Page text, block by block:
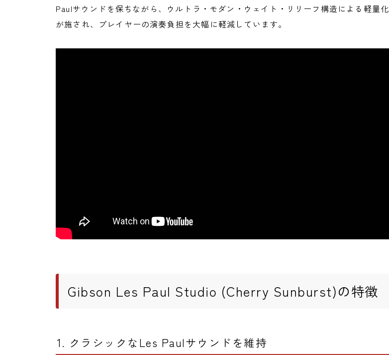
Paulサウンドを保ちながら、ウルトラ・モダン・ウェイト・リリーフ構造による軽量化
が施され、プレイヤーの演奏負担を大幅に軽減しています。
Gibson Les Paul Studio (Cherry Sunburst)の特徴
1. クラシックなLes Paulサウンドを維持